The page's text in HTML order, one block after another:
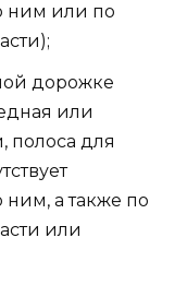
ним или по
дорожке
или
полоса для
ним, а также по
или